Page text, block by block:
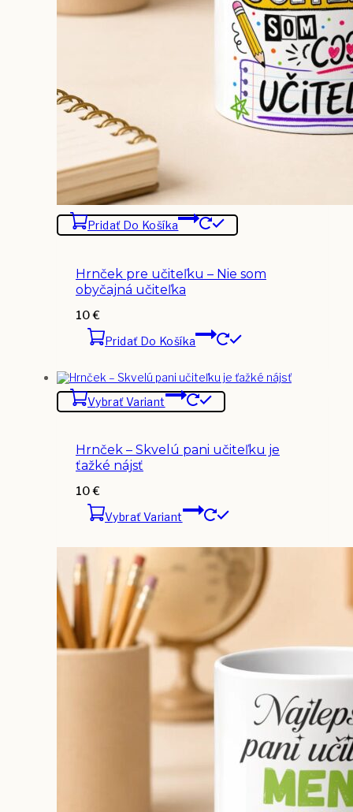
Pridať Do Košíka
Hrnček pre učiteľku – Nie som
obyčajná učiteľka
10€
Pridať Do Košíka
Vybrať Variant
Hrnček – Skvelú pani učiteľku je
ťažké nájsť
10€
Vybrať Variant